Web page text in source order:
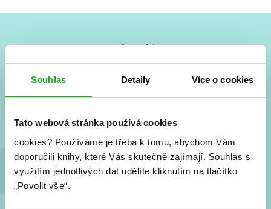
Souhlas Detaily Více o cookies
Tato webová stránka používá cookies
cookies? Používáme je třeba k tomu, abychom Vám
doporučili knihy, které Vás skutečně zajímají. Souhlas s
využitím jednotlivých dat udělíte kliknutím na tlačítko
„Povolit vše“.
Vše kolem #youngadult každý měsíc rovnou do mailu!
a seriálové adaptace a další.